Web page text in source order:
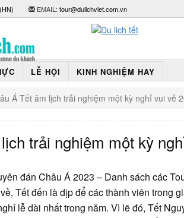
EMAIL: tour@dulichviet.com.vn
LỄ HỘI KINH NGHIỆM HAY
Á Tết âm lịch trải nghiệm một kỳ nghỉ vui vẻ
trải nghiệm một kỳ
đán Châu Á 2023 – Danh sách các
Tết đến là dịp để các thành viên trong
lễ dài nhất trong năm. Vì lẽ đó, Tết